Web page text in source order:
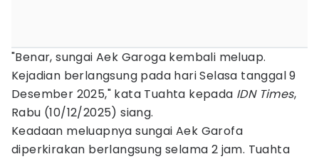
"Benar, sungai Aek Garoga kembali meluap.
Kejadian berlangsung pada hari Selasa tanggal 9
Desember 2025," kata Tuahta kepada IDN Times,
Rabu (10/12/2025) siang.
Keadaan meluapnya sungai Aek Garofa
diperkirakan berlangsung selama 2 jam. Tuahta